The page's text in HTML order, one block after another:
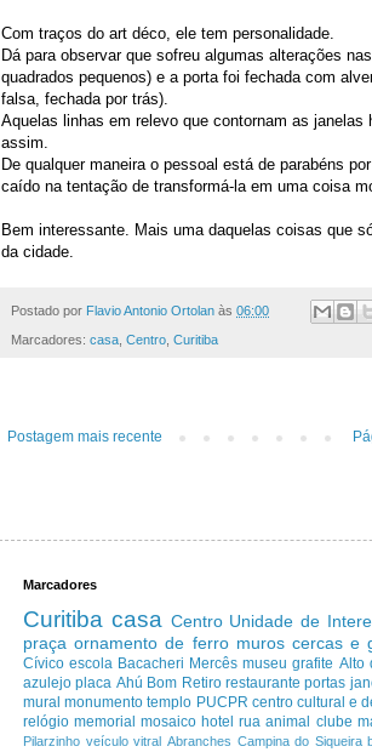
Com traços do art déco, ele tem personalidade.
Dá para observar que sofreu algumas alterações
quadrados pequenos) e a porta foi fechada com
falsa, fechada por trás).
Aquelas linhas em relevo que contornam as
assim.
De qualquer maneira o pessoal está de parabéns
caído na tentação de transformá-la em uma coisa
Bem interessante. Mais uma daquelas coisas que
da cidade.
Postado por Flavio Antonio Ortolan às 06:00
Marcadores: casa Centro Curitiba
Postagem mais recente
Marcadores
Curitiba casa Centro Unidade de
praça ornamento de ferro muros cercas e
Cívico escola Bacacheri Mercês museu grafite Alto
azulejo placa Ahú Bom Retiro restaurante portas
mural monumento templo PUCPR centro cultural e
relógio memorial mosaico hotel rua animal clube
Pilarzinho veículo vitral Abranches Campina do Siqueira